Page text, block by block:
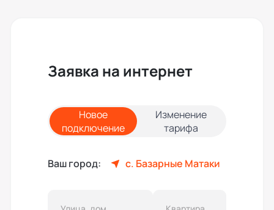
Заявка на интернет
Новое
подключение
Изменение
тарифа
Ваш город: с. Базарные Матаки